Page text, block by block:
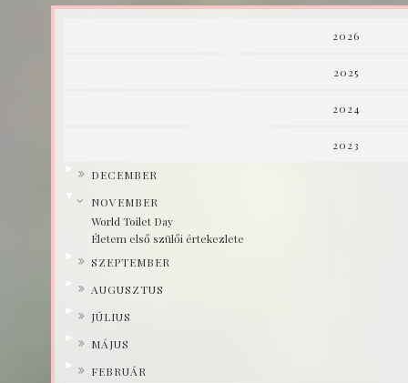
2026
2025
2024
2023
DECEMBER
NOVEMBER
World Toilet Day
Életem első szülői értekezlete
SZEPTEMBER
AUGUSZTUS
JÚLIUS
► MÁJUS
► FEBRUÁR